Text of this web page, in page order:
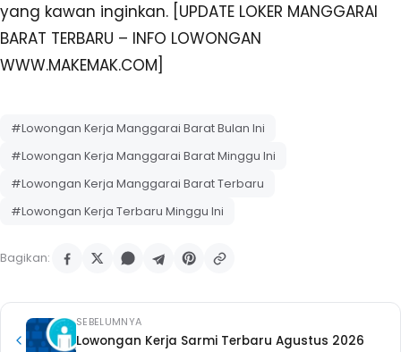
yang kawan inginkan. [UPDATE LOKER MANGGARAI
BARAT TERBARU – INFO LOWONGAN
WWW.MAKEMAK.COM]
#Lowongan Kerja Manggarai Barat Bulan Ini
#Lowongan Kerja Manggarai Barat Minggu Ini
#Lowongan Kerja Manggarai Barat Terbaru
#Lowongan Kerja Terbaru Minggu Ini
Bagikan:
SEBELUMNYA
Lowongan Kerja Sarmi Terbaru Agustus 2026